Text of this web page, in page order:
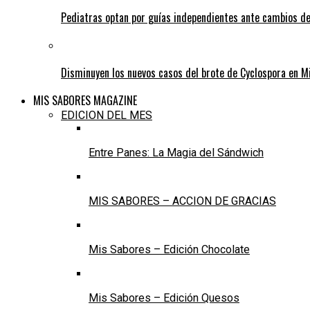
Pediatras optan por guías independientes ante cambios
Disminuyen los nuevos casos del brote de Cyclospora en
MIS SABORES MAGAZINE
EDICION DEL MES
Entre Panes: La Magia del Sándwich
MIS SABORES – ACCION DE GRACIAS
Mis Sabores – Edición Chocolate
Mis Sabores – Edición Quesos